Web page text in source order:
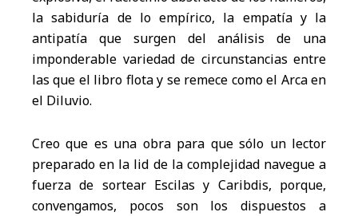
la sabiduría de lo empírico, la empatía y la
antipatía que surgen del análisis de una
imponderable variedad de circunstancias entre
las que el libro flota y se remece como el Arca en
el Diluvio.
Creo que es una obra para que sólo un lector
preparado en la lid de la complejidad navegue a
fuerza de sortear Escilas y Caribdis, porque,
convengamos, pocos son los dispuestos a